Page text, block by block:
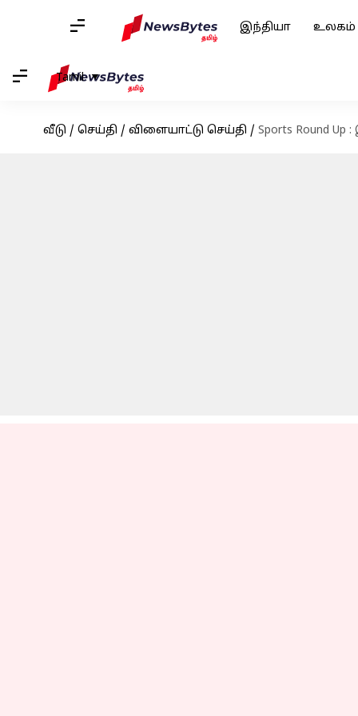
இந்தியா உலகம்
Tamil
வீடு / செய்தி / விளையாட்டு செய்தி / Sports Round